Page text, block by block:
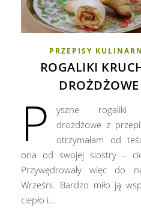
PRZEPISY
ROGALIKI
DROŻDŻOWE
P
yszne rogaliki
drożdżowe z
otrzymałam od
ona od swojej siostry –
Przywędrowały więc do
Wrześni. Bardzo miło ją
ciepło i…